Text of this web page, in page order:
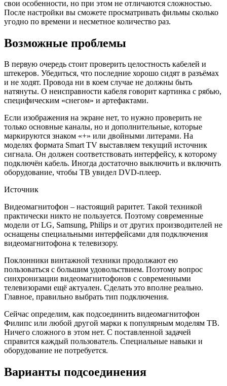
свои особенности, но при этом не отличаются сложностью.
После настройки вы сможете просматривать фильмы сколько
угодно по времени и несметное количество раз.
Возможные проблемы
В первую очередь стоит проверить целостность кабелей и
штекеров. Убедиться, что последние хорошо сидят в разъёмах
и не ходят. Провода ни в коем случае не должны быть
натянуты. О неисправности кабеля говорит картинка с рябью,
специфическим «снегом» и артефактами.
Если изображения на экране нет, то нужно проверить не
только основные каналы, но и дополнительные, которые
маркируются знаком «+» или двойными литерами. На
моделях формата Smart TV выставляем текущий источник
сигнала. Он должен соответствовать интерфейсу, к которому
подключён кабель. Иногда достаточно выключить и включить
оборудование, чтобы ТВ увидел DVD-плеер.
Источник
Видеомагнитофон – настоящий раритет. Такой техникой
практически никто не пользуется. Поэтому современные
модели от LG, Samsung, Philips и от других производителей не
оснащены специальными интерфейсами для подключения
видеомагнитофона к телевизору.
Поклонники винтажной техники продолжают ею
пользоваться с большим удовольствием. Поэтому вопрос
синхронизации видеомагнитофонов с современными
телевизорами ещё актуален. Сделать это вполне реально.
Главное, правильно выбрать тип подключения.
Сейчас определим, как подсоединить видеомагнитофон
Филипс или любой другой марки к популярным моделям ТВ.
Ничего сложного в этом нет. С поставленной задачей
справится каждый пользователь. Специальные навыки и
оборудование не потребуется.
Варианты подсоединения